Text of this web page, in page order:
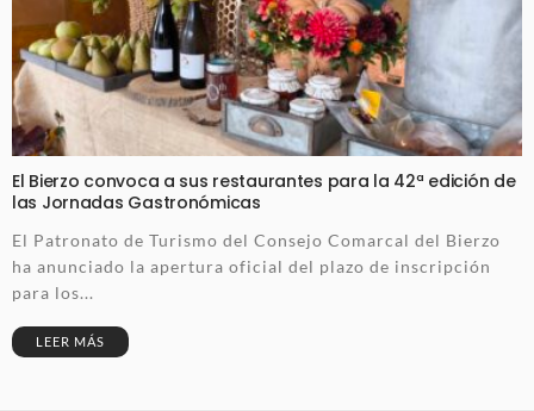
El Bierzo convoca a sus restaurantes para la 42ª edición de
las Jornadas Gastronómicas
El Patronato de Turismo del Consejo Comarcal del Bierzo
ha anunciado la apertura oficial del plazo de inscripción
para los...
LEER MÁS